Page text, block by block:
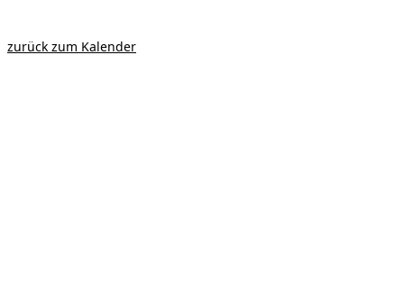
Notizen
zurück zum Kalender